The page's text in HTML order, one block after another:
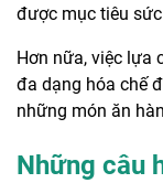
được mục tiêu
Hơn nữa, việc lựa
đa dạng hóa chế
những món ăn
Những câu